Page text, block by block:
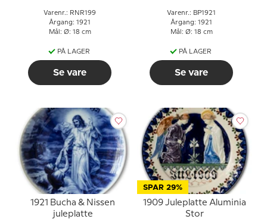
Varenr.: RNR199
Årgang: 1921
Mål: Ø: 18 cm
PÅ LAGER
Se vare
Varenr.: BP1921
Årgang: 1921
Mål: Ø: 18 cm
PÅ LAGER
Se vare
1921 Bucha & Nissen
juleplatte
SPAR 29%
1909 Juleplatte Aluminia
Stor